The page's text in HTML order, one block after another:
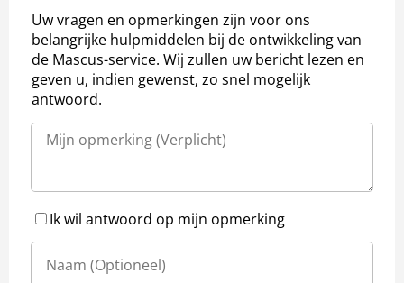
Uw vragen en opmerkingen zijn voor ons
belangrijke hulpmiddelen bij de ontwikkeling van
de Mascus-service. Wij zullen uw bericht lezen en
geven u, indien gewenst, zo snel mogelijk
antwoord.
Ik wil antwoord op mijn opmerking